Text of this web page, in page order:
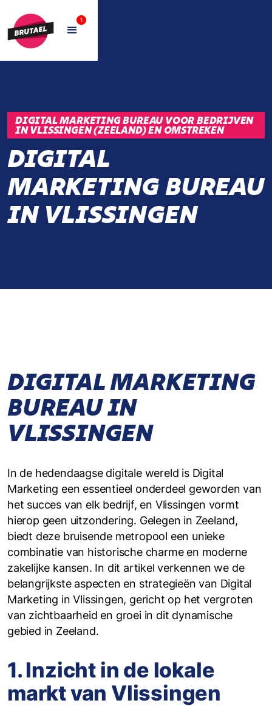
1
DIGITAL MARKETING BUREAU VOOR BEDRIJVEN
IN VLISSINGEN (ZEELAND) EN OMSTREKEN
DIGITAL
MARKETING BUREAU
IN VLISSINGEN
DIGITAL MARKETING
BUREAU IN
VLISSINGEN
In de hedendaagse digitale wereld is Digital
Marketing een essentieel onderdeel geworden van
het succes van elk bedrijf, en Vlissingen vormt
hierop geen uitzondering. Gelegen in Zeeland,
biedt deze bruisende metropool een unieke
combinatie van historische charme en moderne
zakelijke kansen. In dit artikel verkennen we de
belangrijkste aspecten en strategieën van Digital
Marketing in Vlissingen, gericht op het vergroten
van zichtbaarheid en groei in dit dynamische
gebied in Zeeland.
1. Inzicht in de lokale
markt van Vlissingen